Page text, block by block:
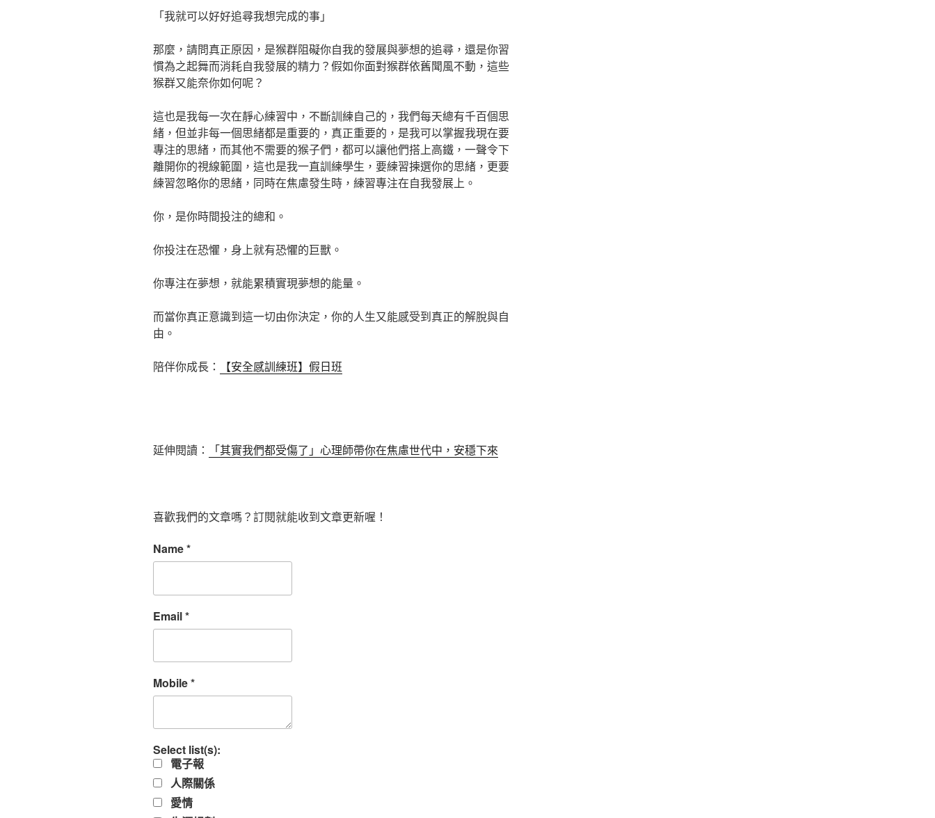
「我就可以好好追尋我想完成的事」
那麼，請問真正原因，是猴群阻礙你自我的發展與夢想的追尋，還是你習
慣為之起舞而消耗自我發展的精力？假如你面對猴群依舊聞風不動，這些
猴群又能奈你如何呢？
這也是我每一次在靜心練習中，不斷訓練自己的，我們每天總有千百個思
緒，但並非每一個思緒都是重要的，真正重要的，是我可以掌握我現在要
專注的思緒，而其他不需要的猴子們，都可以讓他們搭上高鐵，一聲令下
離開你的視線範圍，這也是我一直訓練學生，要練習揀選你的思緒，更要
練習忽略你的思緒，同時在焦慮發生時，練習專注在自我發展上。
你，是你時間投注的總和。
你投注在恐懼，身上就有恐懼的巨獸。
你專注在夢想，就能累積實現夢想的能量。
而當你真正意識到這一切由你決定，你的人生又能感受到真正的解脫與自
由。
陪伴你成長： 【安全感訓練班】假日班
延伸閱讀： 「其實我們都受傷了」心理師帶你在焦慮世代中，安穩下來
喜歡我們的文章嗎？訂閱就能收到文章更新喔！
Name*
Email*
Mobile*
Select list(s):
電子報
人際關係
愛情